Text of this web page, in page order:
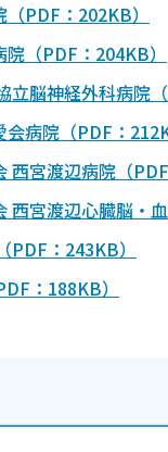
PDF：202KB）
（PDF：204KB）
脳神経外科病院
病院（PDF：
宮渡辺病院（PDF
宮渡辺心臓脳・
：243KB）
：188KB）